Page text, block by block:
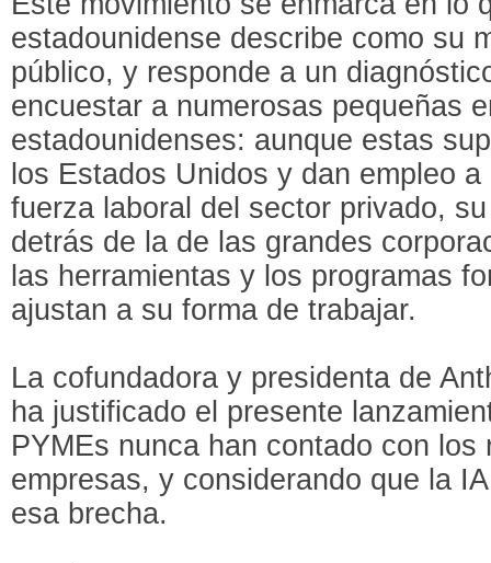
estadounidense describe como su
público, y responde a un
encuestar a numerosas pequeñas
estadounidenses: aunque estas
los Estados Unidos y dan empleo
fuerza laboral del sector privado,
detrás de la de las grandes
las herramientas y los programas
ajustan a su forma de trabajar.
La cofundadora y presidenta de
ha justificado el presente
PYMEs nunca han contado con
empresas, y considerando que la
esa brecha.